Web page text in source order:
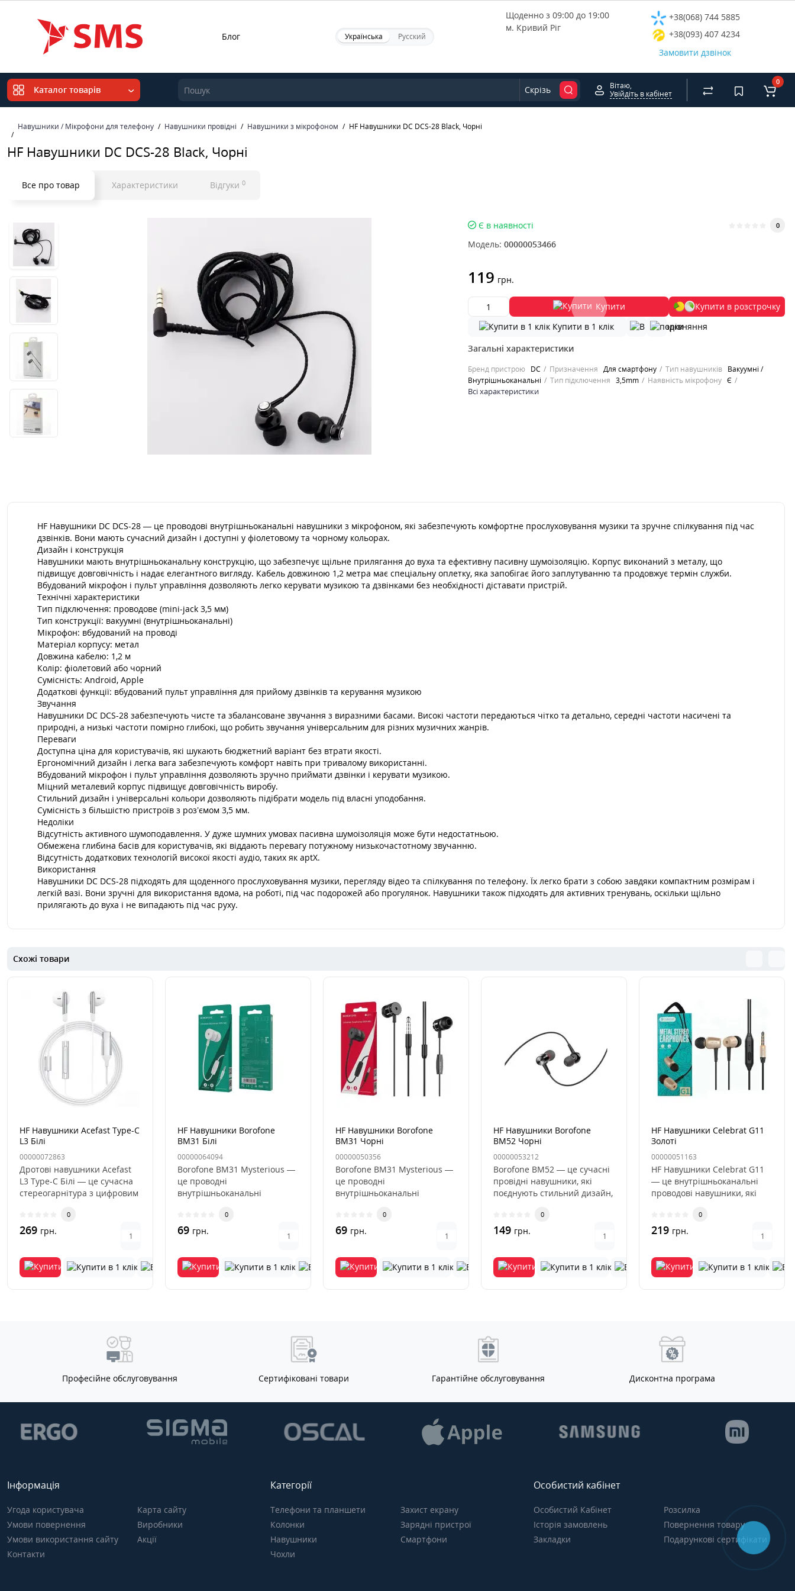
Блог Українська Русский
Щоденно з 09:00 до 19:00
м. Кривий Ріг
+38(068) 744 5885
+38(093) 407 4234
Замовити дзвінок
Каталог товарів Скрізь
Вітаю,
Увійдіть в кабінет
0
Навушники / Мікрофони для телефону Навушники провідні Навушники з мікрофоном HF Навушники DC DCS-28 Black, Чорні
HF Навушники DC DCS-28 Black, Чорні
Все про товар Характеристики Відгуки 0
Є в наявності 0
Модель: 00000053466
119 грн.
Купити
Купити в розстрочку
Купити в 1 клік
Загальні характеристики
Бренд пристрою DC Призначення Для смартфону Тип навушників
Вакуумні /
Внутрішньоканальні
Тип підключення 3,5mm Наявність мікрофону Є
Всі характеристики
HF Навушники DC DCS-28 — це проводові внутрішньоканальні навушники з мікрофоном, які забезпечують комфортне прослуховування музики та зручне спілкування під час
дзвінків. Вони мають сучасний дизайн і доступні у фіолетовому та чорному кольорах.
Дизайн і конструкція
Навушники мають внутрішньоканальну конструкцію, що забезпечує щільне прилягання до вуха та ефективну пасивну шумоізоляцію. Корпус виконаний з металу, що
підвищує довговічність і надає елегантного вигляду. Кабель довжиною 1,2 метра має спеціальну оплетку, яка запобігає його заплутуванню та продовжує термін служби.
Вбудований мікрофон і пульт управління дозволяють легко керувати музикою та дзвінками без необхідності діставати пристрій.
Технічні характеристики
Тип підключення: проводове (mini-jack 3,5 мм)
Тип конструкції: вакуумні (внутрішньоканальні)
Мікрофон: вбудований на проводі
Матеріал корпусу: метал
Довжина кабелю: 1,2 м
Колір: фіолетовий або чорний
Сумісність: Android, Apple
Додаткові функції: вбудований пульт управління для прийому дзвінків та керування музикою
Звучання
Навушники DC DCS-28 забезпечують чисте та збалансоване звучання з виразними басами. Високі частоти передаються чітко та детально, середні частоти насичені та
природні, а низькі частоти помірно глибокі, що робить звучання універсальним для різних музичних жанрів.
Переваги
Доступна ціна для користувачів, які шукають бюджетний варіант без втрати якості.
Ергономічний дизайн і легка вага забезпечують комфорт навіть при тривалому використанні.
Вбудований мікрофон і пульт управління дозволяють зручно приймати дзвінки і керувати музикою.
Міцний металевий корпус підвищує довговічність виробу.
Стильний дизайн і універсальні кольори дозволяють підібрати модель під власні уподобання.
Сумісність з більшістю пристроїв з роз’ємом 3,5 мм.
Недоліки
Відсутність активного шумоподавлення. У дуже шумних умовах пасивна шумоізоляція може бути недостатньою.
Обмежена глибина басів для користувачів, які віддають перевагу потужному низькочастотному звучанню.
Відсутність додаткових технологій високої якості аудіо, таких як aptX.
Використання
Навушники DC DCS-28 підходять для щоденного прослуховування музики, перегляду відео та спілкування по телефону. Їх легко брати з собою завдяки компактним розмірам і
легкій вазі. Вони зручні для використання вдома, на роботі, під час подорожей або прогулянок. Навушники також підходять для активних тренувань, оскільки щільно
прилягають до вуха і не випадають під час руху.
Схожі товари
HF Навушники Acefast Type-C
L3 Білі
00000072863
Дротові навушники Acefast
L3 Type-C Білі — це сучасна
стереогарнітура з цифровим
0
269 грн.
HF Навушники Borofone
BM31 Білі
00000064094
Borofone BM31 Mysterious —
це проводні
внутрішньоканальні
поєднують у соб..
0
69 грн.
HF Навушники Borofone
BM31 Чорні
00000050356
Borofone BM31 Mysterious —
це проводні
внутрішньоканальні
поєднують у соб..
0
69 грн.
HF Навушники Borofone
BM52 Чорні
00000053212
Borofone BM52 — це сучасні
провідні навушники, які
поєднують стильний дизайн,
0
149 грн.
HF Навушники Celebrat G11
Золоті
00000051163
HF Навушники Celebrat G11
— це внутрішньоканальні
проводові навушники, які
0
219 грн.
Професійне обслуговування Сертифіковані товари Гарантійне обслуговування Дисконтна програма
Інформація
Угода користувача
Умови повернення
Умови використання сайту
Контакти
Карта сайту
Виробники
Акції
Категорії
Телефони та планшети
Колонки
Навушники
Чохли
Захист екрану
Зарядні пристрої
Смартфони
Особистий кабінет
Особистий Кабінет
Історія замовлень
Закладки
Розсилка
Повернення товару
Подарункові сертифікати